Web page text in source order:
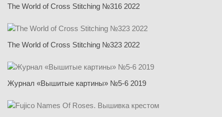
The World of Cross Stitching №316 2022
The World of Cross Stitching №323 2022
Журнал «Вышитые картины» №5-6 2019